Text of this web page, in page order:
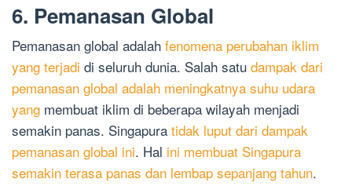
6. Pemanasan Global
Pemanasan global adalah fenomena perubahan iklim
yang terjadi di seluruh dunia. Salah satu dampak dari
pemanasan global adalah meningkatnya suhu udara
yang membuat iklim di beberapa wilayah menjadi
semakin panas. Singapura tidak luput dari dampak
pemanasan global ini. Hal ini membuat Singapura
semakin terasa panas dan lembap sepanjang tahun.